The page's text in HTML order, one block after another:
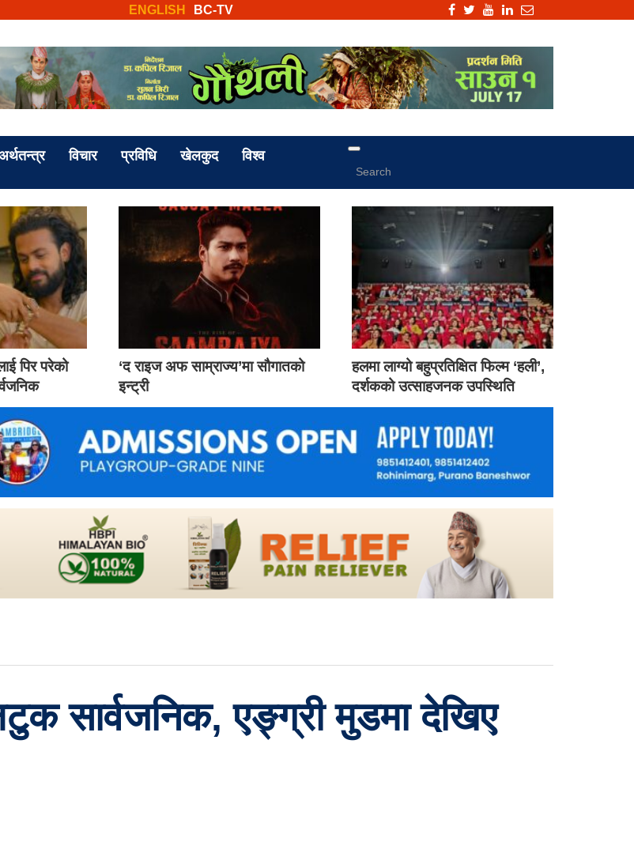
BC-TV
ENGLISH
विचार प्रविधि खेलकुद विश्व
पिर परेको
‘द राइज अफ साम्राज्य’मा सौगातको
इन्ट्री
हलमा लाग्यो बहुप्रतिक्षित फिल्म ‘हली’,
दर्शकको उत्साहजनक उपस्थिति
सार्वजनिक, एङ्ग्री मुडमा देखिए